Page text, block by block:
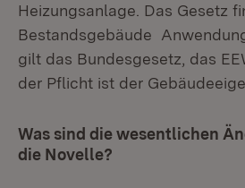
Heizungsanlage. Das Gesetz
Bestandsgebäude
gilt das Bundesgesetz, das
der Pflicht ist der
Was sind die wesentlichen
die Novelle?